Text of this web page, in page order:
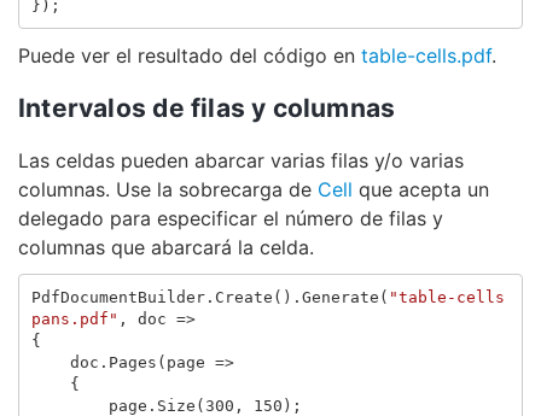
});
Puede ver el resultado del código en table-cells.pdf.
Intervalos de filas y columnas
Las celdas pueden abarcar varias filas y/o varias
columnas. Use la sobrecarga de Cell que acepta un
delegado para especificar el número de filas y
columnas que abarcará la celda.
PdfDocumentBuilder. Create (). Generate ( "table-cells
pans.pdf" , doc =>
{
doc . Pages ( page =>
{
page . Size ( 300 , 150 );